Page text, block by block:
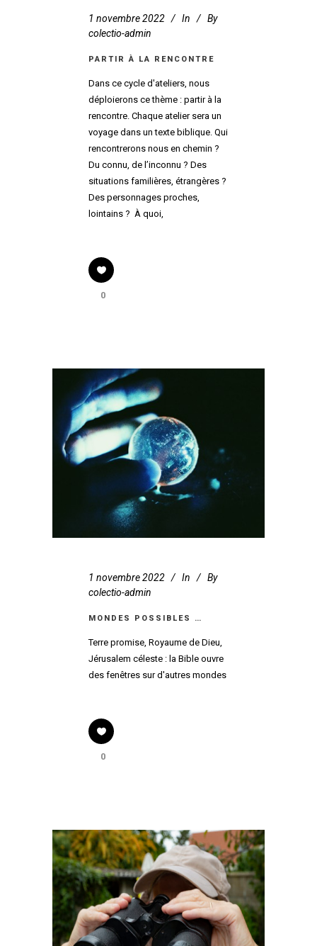
1 novembre 2022 In
By
colectio-admin
PARTIR À LA RENCONTRE
Dans ce cycle d'ateliers, nous
déploierons ce thème : partir à la
rencontre. Chaque atelier sera un
voyage dans un texte biblique. Qui
rencontrerons nous en chemin ?
Du connu, de l’inconnu ? Des
situations familières, étrangères ?
Des personnages proches,
lointains ? À quoi,
0
1 novembre 2022 In
By
colectio-admin
MONDES POSSIBLES …
Terre promise, Royaume de Dieu,
Jérusalem céleste : la Bible ouvre
des fenêtres sur d'autres mondes
0